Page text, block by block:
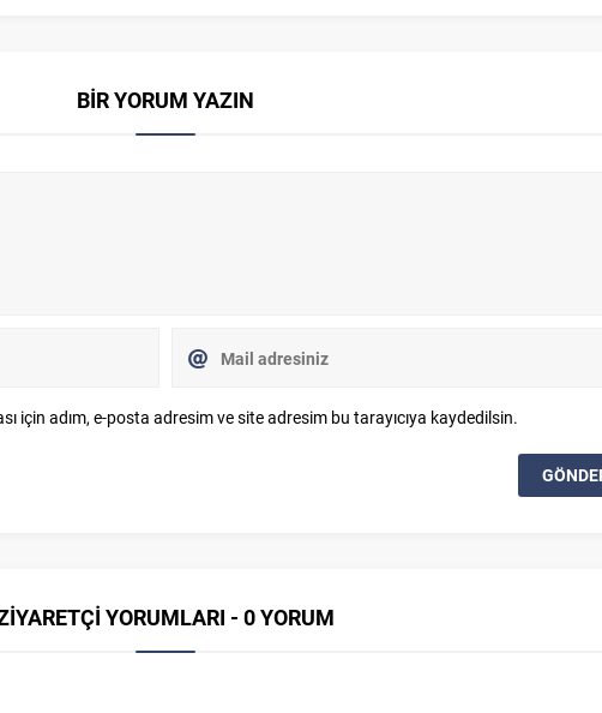
BİR YORUM YAZIN
için adım, e-posta adresim ve site adresim bu tarayıcıya kaydedilsin.
YORUMLARI - 0 YORUM